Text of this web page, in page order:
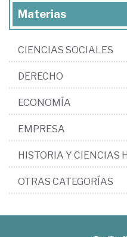
Materias
CIENCIAS SOCIALES
DERECHO
ECONOMÍA
EMPRESA
HISTORIA Y CIENCIAS
OTRAS CATEGORÍAS